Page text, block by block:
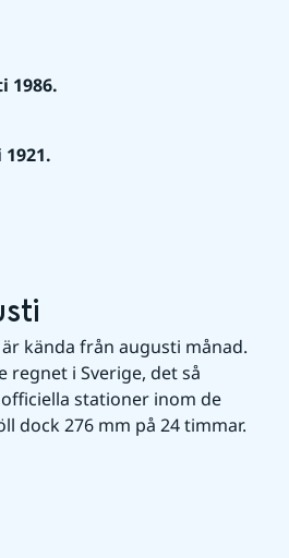
1986.
kända från augusti månad.
i Sverige, det så
stationer inom de
dock 276 mm på 24 timmar.